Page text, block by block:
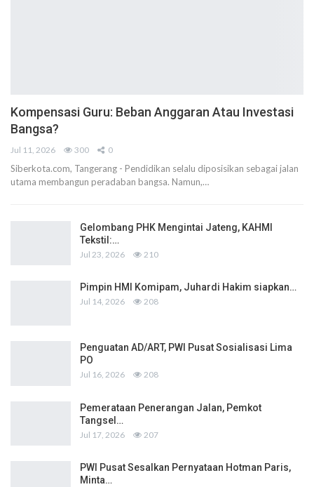
Kompensasi Guru: Beban Anggaran Atau Investasi
Bangsa?
Jul 11, 2026 300 0
Siberkota.com, Tangerang - Pendidikan selalu diposisikan sebagai jalan
utama membangun peradaban bangsa. Namun,…
Gelombang PHK Mengintai Jateng, KAHMI
Tekstil:…
Jul 23, 2026 210
Pimpin HMI Komipam, Juhardi Hakim siapkan…
Jul 14, 2026 208
Penguatan AD/ART, PWI Pusat Sosialisasi Lima
PO
Jul 16, 2026 208
Pemerataan Penerangan Jalan, Pemkot
Tangsel…
Jul 17, 2026 207
PWI Pusat Sesalkan Pernyataan Hotman Paris,
Minta…